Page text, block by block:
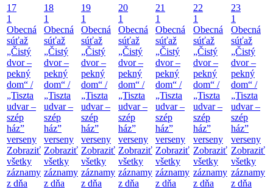
17
1
Obecná
súťaž
„Čistý
dvor –
pekný
dom“ /
„Tiszta
udvar –
szép
ház”
verseny
Zobraziť
všetky
záznamy
z dňa
18
1
Obecná
súťaž
„Čistý
dvor –
pekný
dom“ /
„Tiszta
udvar –
szép
ház”
verseny
Zobraziť
všetky
záznamy
z dňa
19
1
Obecná
súťaž
„Čistý
dvor –
pekný
dom“ /
„Tiszta
udvar –
szép
ház”
verseny
Zobraziť
všetky
záznamy
z dňa
20
1
Obecná
súťaž
„Čistý
dvor –
pekný
dom“ /
„Tiszta
udvar –
szép
ház”
verseny
Zobraziť
všetky
záznamy
z dňa
21
1
Obecná
súťaž
„Čistý
dvor –
pekný
dom“ /
„Tiszta
udvar –
szép
ház”
verseny
Zobraziť
všetky
záznamy
z dňa
22
1
Obecná
súťaž
„Čistý
dvor –
pekný
dom“ /
„Tiszta
udvar –
szép
ház”
verseny
Zobraziť
všetky
záznamy
z dňa
23
1
Obecná
súťaž
„Čistý
dvor –
pekný
dom“ /
„Tiszta
udvar –
szép
ház”
verseny
Zobraziť
všetky
záznamy
z dňa